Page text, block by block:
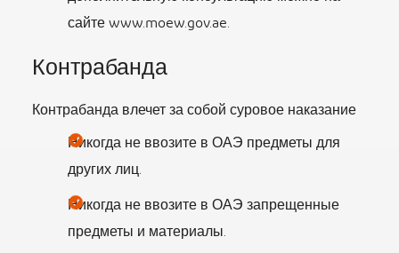
сайте www.moew.gov.ae.
Контрабанда
Контрабанда влечет за собой суровое наказание
Никогда не ввозите в ОАЭ предметы для
других лиц.
Никогда не ввозите в ОАЭ запрещенные
предметы и материалы.